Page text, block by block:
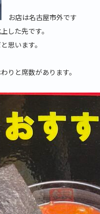
お店は名古屋市外です
した先です。
思います。
りと席数があります。